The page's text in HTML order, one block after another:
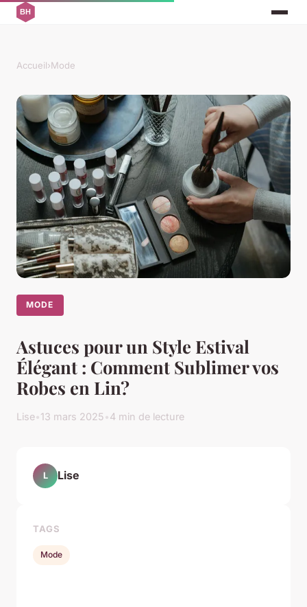
Accueil›Mode
MODE
Astuces pour un Style Estival
Élégant : Comment Sublimer vos
Robes en Lin?
Lise•13 mars 2025•4 min de lecture
L Lise
TAGS
Mode